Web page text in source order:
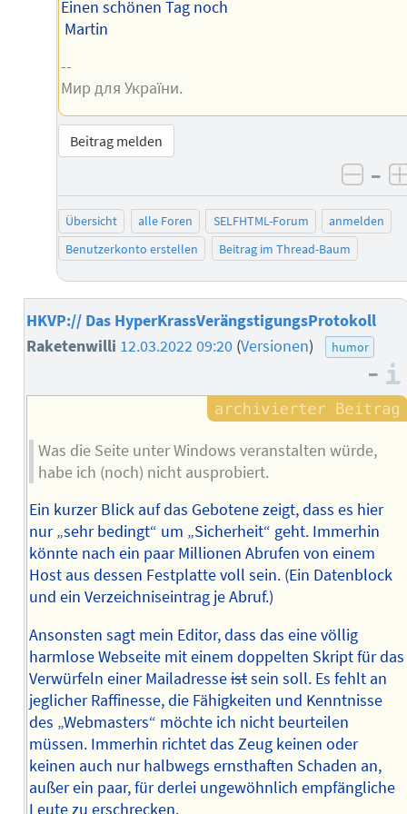
Einen schönen Tag noch
Martin
--
Мир для України.
Beitrag melden
–
Übersicht alle Foren SELFHTML-Forum
anmelden
Benutzerkonto erstellen
Beitrag im Thread-Baum
HKVP:// Das HyperKrassVerängstigungsProtokoll
Raketenwilli 12.03.2022 09:20 (Versionen) humor
–
Was die Seite unter Windows veranstalten würde,
habe ich (noch) nicht ausprobiert.
Ein kurzer Blick auf das Gebotene zeigt, dass es hier
nur „sehr bedingt“ um „Sicherheit“ geht. Immerhin
könnte nach ein paar Millionen Abrufen von einem
Host aus dessen Festplatte voll sein. (Ein Datenblock
und ein Verzeichniseintrag je Abruf.)
Ansonsten sagt mein Editor, dass das eine völlig
harmlose Webseite mit einem doppelten Skript für das
Verwürfeln einer Mailadresseistsein soll. Es fehlt an
jeglicher Raffinesse, die Fähigkeiten und Kenntnisse
des „Webmasters“ möchte ich nicht beurteilen
müssen. Immerhin richtet das Zeug keinen oder
keinen auch nur halbwegs ernsthaften Schaden an,
außer ein paar, für derlei ungewöhnlich empfängliche
Leute zu erschrecken.